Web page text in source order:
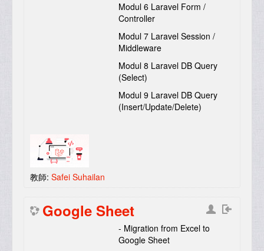
Modul 6 Laravel Form /
Controller
Modul 7 Laravel Session /
Middleware
Modul 8 Laravel DB Query
(Select)
Modul 9 Laravel DB Query
(Insert/Update/Delete)
教師: Safei Suhailan
Google Sheet
- Migration from Excel to
Google Sheet